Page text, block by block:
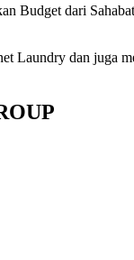
Budget dari
dan juga